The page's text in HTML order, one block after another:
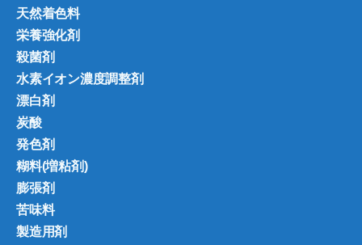
天然着色料
栄養強化剤
殺菌剤
水素イオン濃度調整剤
漂白剤
炭酸
発色剤
糊料(増粘剤)
膨張剤
苦味料
製造用剤